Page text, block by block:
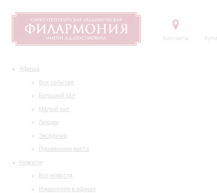
Контакты
Афиша
Все события
Большой зал
Малый зал
Лекции
Экскурсии
Пушкинская карта
Новости
Все новости
Изменения в афише